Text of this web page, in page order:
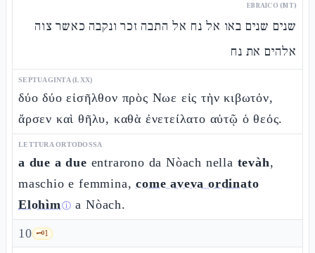
EBRAICO (MT)
שנים שנים באו אל נח אל התבה זכר ונקבה כאשר צוה
אלהים את נח
SEPTUAGINTA (LXX)
δύο δύο εἰσῆλθον πρὸς Νωε εἰς τὴν κιβωτόν,
ἄρσεν καὶ θῆλυ, καθὰ ἐνετείλατο αὐτῷ ὁ θεός.
LETTURA ORTODOSSA
a due a due entrarono da Nòach nella tevàh,
maschio e femmina,come aveva ordinato
Elohìmⓘ a Nòach.
10 🗝️1